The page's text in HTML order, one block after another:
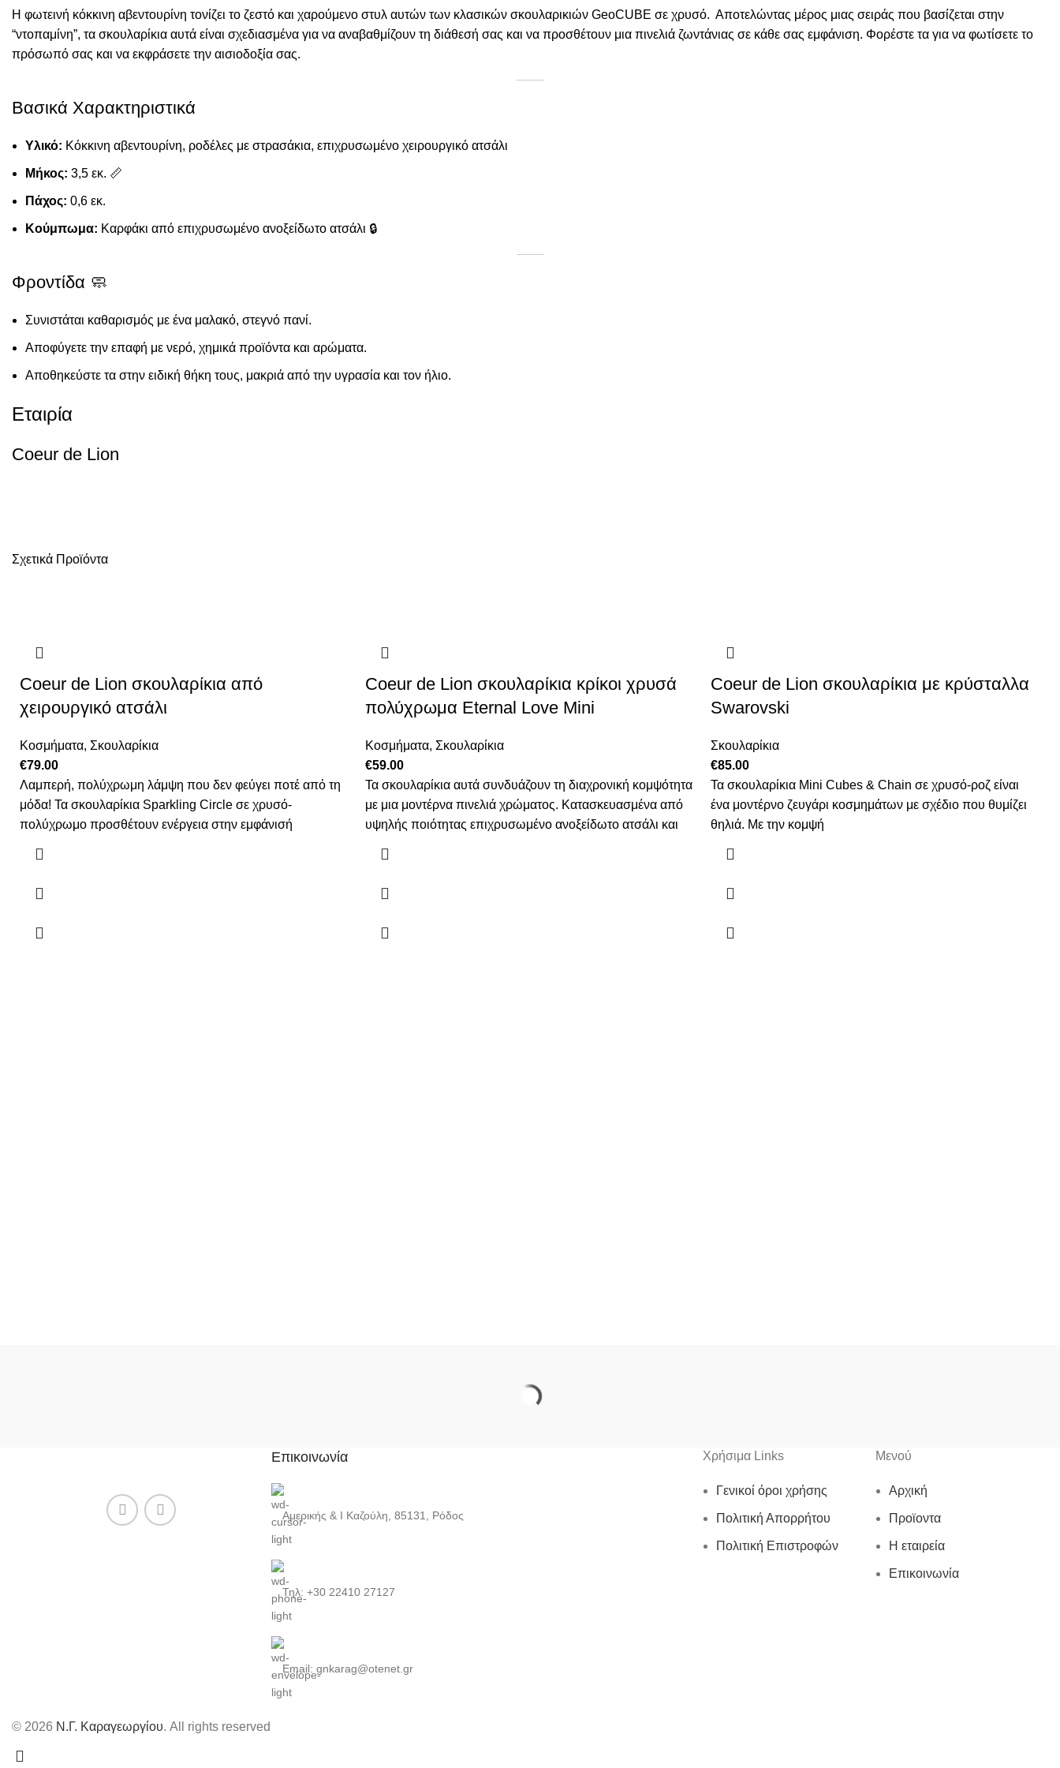
Η φωτεινή κόκκινη αβεντουρίνη τονίζει το ζεστό και χαρούμενο στυλ αυτών των κλασικών σκουλαρικιών GeoCUBE σε χρυσό. Αποτελώντας μέρος μιας σειράς που βασίζεται στην
“ντοπαμίνη”, τα σκουλαρίκια αυτά είναι σχεδιασμένα για να αναβαθμίζουν τη διάθεσή σας και να προσθέτουν μια πινελιά ζωντάνιας σε κάθε σας εμφάνιση. Φορέστε τα για να φωτίσετε το
πρόσωπό σας και να εκφράσετε την αισιοδοξία σας.
Βασικά Χαρακτηριστικά
Υλικό: Κόκκινη αβεντουρίνη, ροδέλες με στρασάκια, επιχρυσωμένο χειρουργικό ατσάλι
Μήκος: 3,5 εκ. 📏
Πάχος: 0,6 εκ.
Κούμπωμα: Καρφάκι από επιχρυσωμένο ανοξείδωτο ατσάλι 🔒
Φροντίδα 🧼
Συνιστάται καθαρισμός με ένα μαλακό, στεγνό πανί.
Αποφύγετε την επαφή με νερό, χημικά προϊόντα και αρώματα.
Αποθηκεύστε τα στην ειδική θήκη τους, μακριά από την υγρασία και τον ήλιο.
Εταιρία
Coeur de Lion
Σχετικά Προϊόντα
Coeur de Lion σκουλαρίκια από
χειρουργικό ατσάλι
Κοσμήματα, Σκουλαρίκια
€79.00
Λαμπερή, πολύχρωμη λάμψη που δεν φεύγει ποτέ από τη
μόδα! Τα σκουλαρίκια Sparkling Circle σε χρυσό-
πολύχρωμο προσθέτουν ενέργεια στην εμφάνισή
Coeur de Lion σκουλαρίκια κρίκοι χρυσά
πολύχρωμα Eternal Love Mini
Κοσμήματα, Σκουλαρίκια
€59.00
Τα σκουλαρίκια αυτά συνδυάζουν τη διαχρονική κομψότητα
με μια μοντέρνα πινελιά χρώματος. Κατασκευασμένα από
υψηλής ποιότητας επιχρυσωμένο ανοξείδωτο ατσάλι και
Coeur de Lion σκουλαρίκια με κρύσταλλα
Swarovski
Σκουλαρίκια
€85.00
Τα σκουλαρίκια Mini Cubes & Chain σε χρυσό-ροζ είναι
ένα μοντέρνο ζευγάρι κοσμημάτων με σχέδιο που θυμίζει
θηλιά. Με την κομψή
Επικοινωνία
Αμερικής & Ι Καζούλη, 85131, Ρόδος
Τηλ: +30 22410 27127
Email: gnkarag@otenet.gr
Χρήσιμα Links
Γενικοί όροι χρήσης
Πολιτική Απορρήτου
Πολιτική Επιστροφών
Μενού
Αρχική
Προϊοντα
Η εταιρεία
Επικοινωνία
© 2026 Ν.Γ. Καραγεωργίου. All rights reserved